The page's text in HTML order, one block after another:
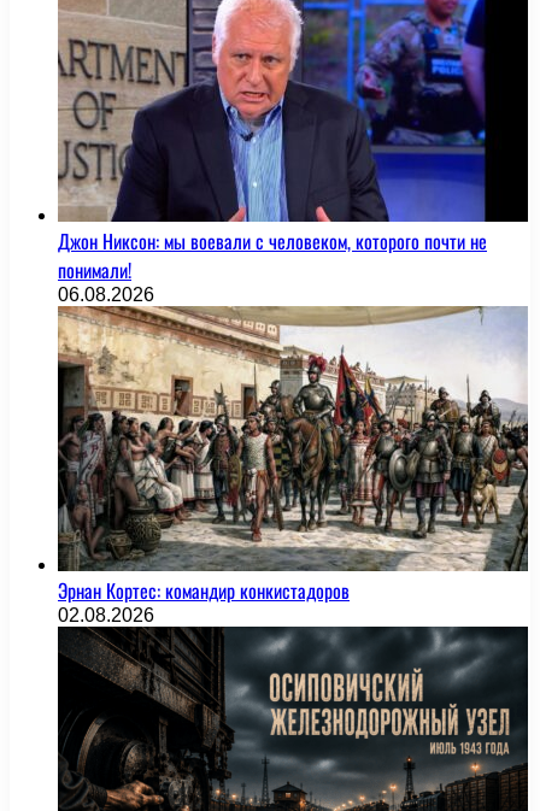
Джон Никсон: мы воевали с человеком, которого почти не
понимали!
06.08.2026
Эрнан Кортес: командир конкистадоров
02.08.2026